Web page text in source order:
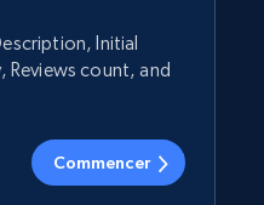
Initial
Reviews count, and
Commencer